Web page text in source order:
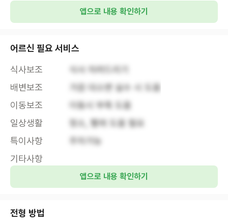
앱으로 내용 확인하기
어르신 필요 서비스
식사보조
식사 차려드리기
배변보조
가끔 대소변 실수 시 도움
이동보조
이동시 부축 도움
일상생활
청소, 빨래 도움 필요
특이사항
주차가능
기타사항
앱으로 내용 확인하기
전형 방법